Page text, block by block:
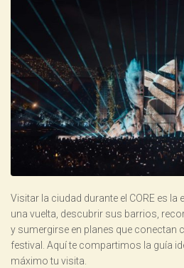
Visitar la ciudad durante el CORE es
una vuelta, descubrir sus barrios,
y sumergirse en planes que conectan
festival. Aquí te compartimos la guía
máximo tu visita.